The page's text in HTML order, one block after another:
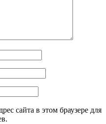
сайта в этом браузере для